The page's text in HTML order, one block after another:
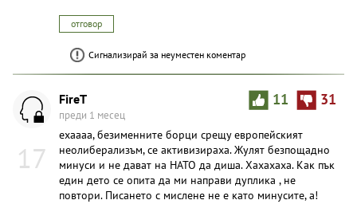
отговор
Сигнализирай за неуместен коментар
17
11 31
FireT
преди 1 месец
ехаааа, безименните борци срещу европейският
неолиберализъм, се активизираха. Жулят безпощадно
минуси и не дават на НАТО да диша. Хахахаха. Как пък
един дето се опита да ми направи дуплика , не
повтори. Писането с мислене не е като минусите, а!